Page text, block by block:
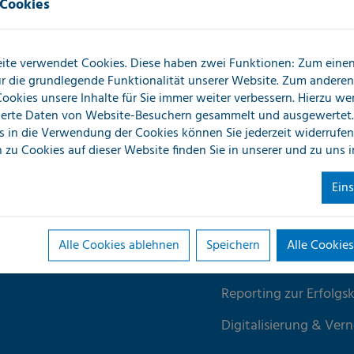
über 95 % erreichen. Das
Schaden.
Erweiterte
Key-Account-
Zentrale
Reporting zur
Digitalisierung &
verwendet Cookies. Diese haben zwei Funktionen: Zum
die grundlegende Funktionalität unserer Website. Zum
unsere Inhalte für Sie immer weiter verbessern. Hierzu
Daten von Website-Besuchern gesammelt und
in die Verwendung der Cookies können Sie jederzeit
Cookies auf dieser Website finden Sie in unsererund zu uns
Alle Cookies ablehnen Speichern Alle